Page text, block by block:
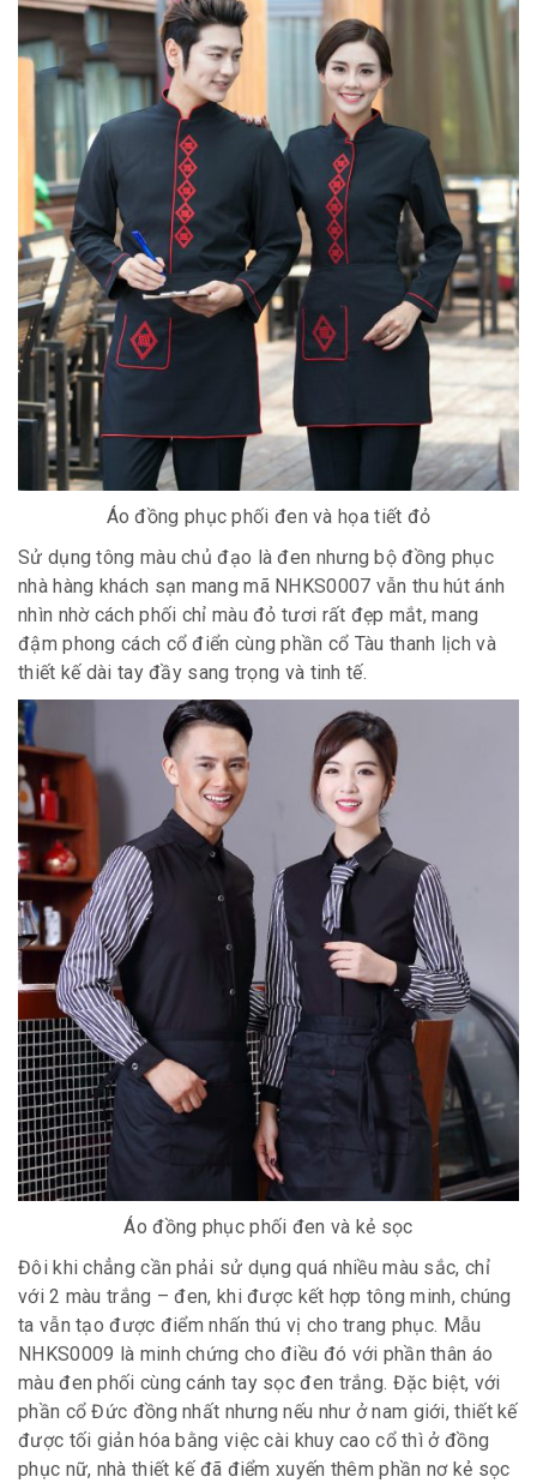
Áo đồng phục phối đen và họa tiết đỏ
Sử dụng tông màu chủ đạo là đen nhưng bộ đồng phục
nhà hàng khách sạn mang mã NHKS0007 vẫn thu hút ánh
nhìn nhờ cách phối chỉ màu đỏ tươi rất đẹp mắt, mang
đậm phong cách cổ điển cùng phần cổ Tàu thanh lịch và
thiết kế dài tay đầy sang trọng và tinh tế.
Áo đồng phục phối đen và kẻ sọc
Đôi khi chẳng cần phải sử dụng quá nhiều màu sắc, chỉ
với 2 màu trắng – đen, khi được kết hợp tông minh, chúng
ta vẫn tạo được điểm nhấn thú vị cho trang phục. Mẫu
NHKS0009 là minh chứng cho điều đó với phần thân áo
màu đen phối cùng cánh tay sọc đen trắng. Đặc biệt, với
phần cổ Đức đồng nhất nhưng nếu như ở nam giới, thiết kế
được tối giản hóa bằng việc cài khuy cao cổ thì ở đồng
phục nữ, nhà thiết kế đã điểm xuyến thêm phần nơ kẻ sọc